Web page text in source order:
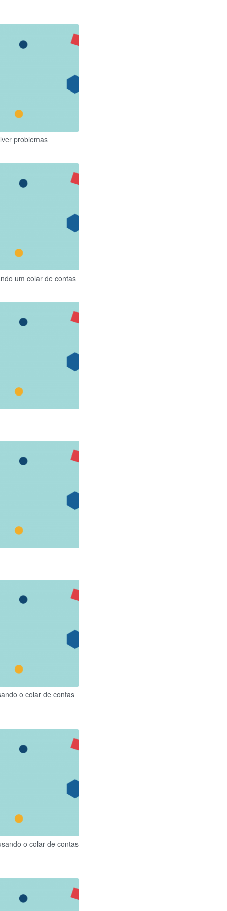
problemas
um colar de contas
o colar de contas
o colar de contas